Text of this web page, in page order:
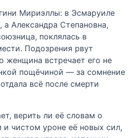
Мириэллы: в Эсмаруиле
а Александра Степановна,
поклялась в
Подозрения рвут
женщина встречает его не
пощёчиной — за сомнение
всё после смерти
верить ли её словам о
и чистом уроне её новых сил,